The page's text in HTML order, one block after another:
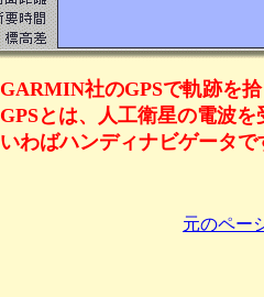
GARMIN社のGPSで軌跡を
GPSとは、人工衛星の電波
いわばハンディナビゲータで
元のペー